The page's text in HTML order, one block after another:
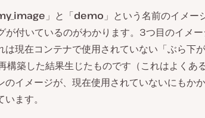
」と「demo 」という名前のイメー
が付いているのがわかります。3つ目のイメ
は現在コンテナで使用されていない「ぶら下
構築した結果生じたものです（これはよくあ
のイメージが、現在使用されていないにもか
ます。